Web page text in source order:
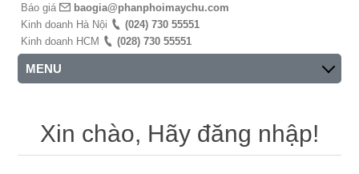
Báo giá
baogia@phanphoimaychu.com
Kinh doanh Hà Nội
(024) 730 55551
Kinh doanh HCM
(028) 730 55551
MENU
Xin chào, Hãy đăng nhập!